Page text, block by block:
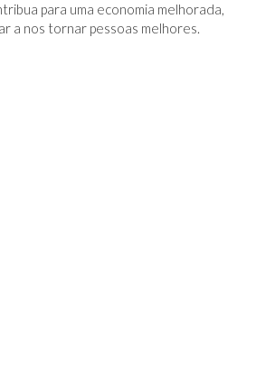
para uma economia melhorada,
a nos tornar pessoas melhores.